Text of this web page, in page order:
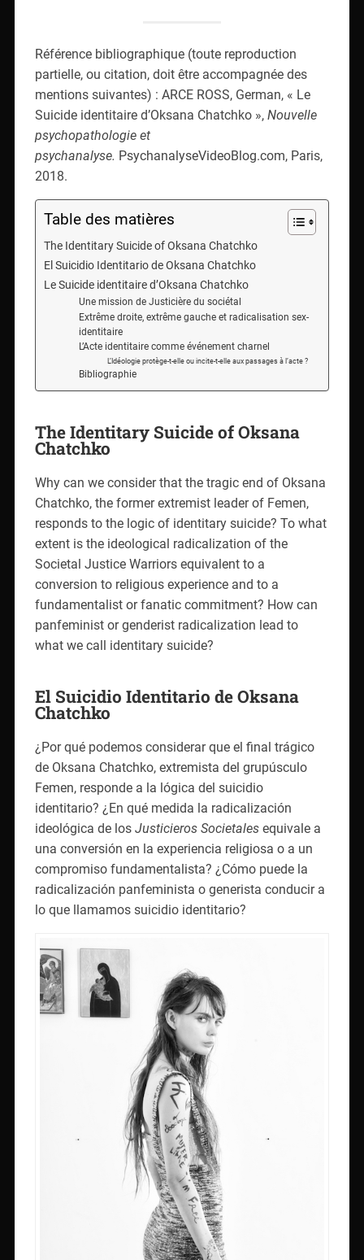
Référence bibliographique (toute reproduction
partielle, ou citation, doit être accompagnée des
mentions suivantes) : ARCE ROSS, German, « Le
Suicide identitaire d’Oksana Chatchko », Nouvelle
psychopathologie et
psychanalyse. PsychanalyseVideoBlog.com, Paris,
2018.
Table des matières
The Identitary Suicide of Oksana Chatchko
El Suicidio Identitario de Oksana Chatchko
Le Suicide identitaire d’Oksana Chatchko
Une mission de Justicière du sociétal
Extrême droite, extrême gauche et radicalisation sex-
identitaire
L’Acte identitaire comme événement charnel
L’Idéologie protège-t-elle ou incite-t-elle aux passages à l’acte ?
Bibliographie
The Identitary Suicide of Oksana
Chatchko
Why can we consider that the tragic end of Oksana
Chatchko, the former extremist leader of Femen,
responds to the logic of identitary suicide? To what
extent is the ideological radicalization of the
Societal Justice Warriors equivalent to a
conversion to religious experience and to a
fundamentalist or fanatic commitment? How can
panfeminist or genderist radicalization lead to
what we call identitary suicide?
El Suicidio Identitario de Oksana
Chatchko
¿Por qué podemos considerar que el final trágico
de Oksana Chatchko, extremista del grupúsculo
Femen, responde a la lógica del suicidio
identitario? ¿En qué medida la radicalización
ideológica de los Justicieros Societalesequivale a
una conversión en la experiencia religiosa o a un
compromiso fundamentalista? ¿Cómo puede la
radicalización panfeminista o generista conducir a
lo que llamamos suicidio identitario?